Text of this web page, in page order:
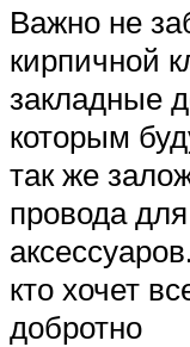
Важно не
кирпичной
закладные
которым
так же
провода
кто хочет
добротно